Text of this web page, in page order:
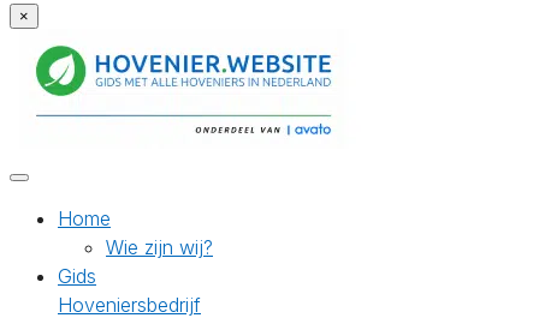
×
Home
Wie zijn wij?
Gids
Hoveniersbedrijf